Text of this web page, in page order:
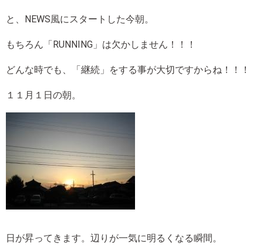
と、NEWS風にスタートした今朝。
もちろん「RUNNING」は欠かしません！！！
どんな時でも、「継続」をする事が大切ですからね！！！
１１月１日の朝。
日が昇ってきます。辺りが一気に明るくなる瞬間。